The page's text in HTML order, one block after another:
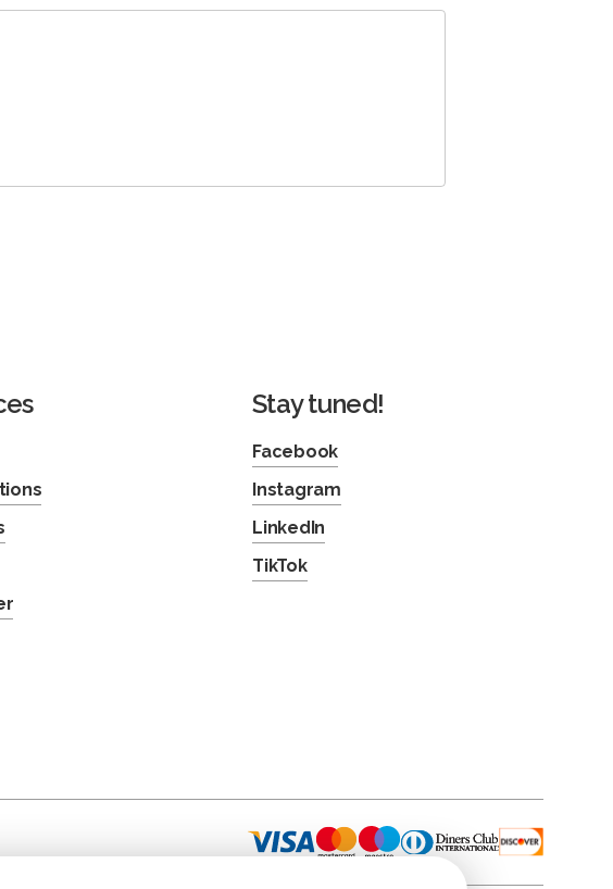
Stay tuned!
Facebook
Instagram
LinkedIn
TikTok